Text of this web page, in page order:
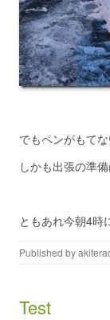
でもペンがもて
しかも出張の準
ともあれ今朝4時
Published by
Test